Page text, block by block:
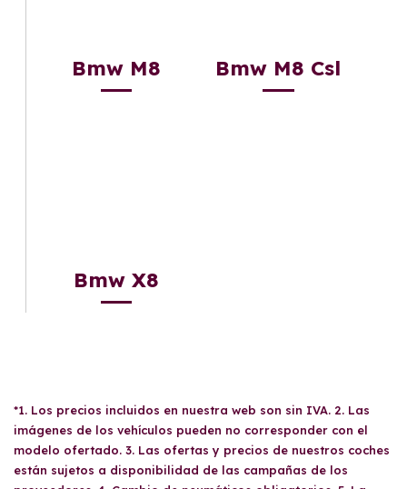
Bmw M8 Bmw M8 Csl
Bmw X8
*1. Los precios incluidos en nuestra web son sin IVA. 2. Las
imágenes de los vehículos pueden no corresponder con el
modelo ofertado. 3. Las ofertas y precios de nuestros coches
están sujetos a disponibilidad de las campañas de los